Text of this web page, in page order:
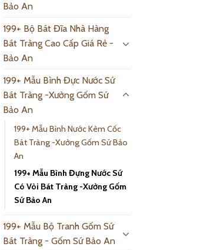
Bảo An
199+ Bộ Bát Đĩa Nhà Hàng
Bát Tràng Cao Cấp Giá Rẻ -
Bảo An
199+ Mẫu Bình Đực Nước Sứ
Bát Tràng -Xưởng Gốm Sứ
Bảo An
199+ Mẫu Bình Nước Kèm Cốc
Bát Tràng -Xưởng Gốm Sứ Bảo
An
199+ Mẫu Bình Đựng Nước Sứ
Có Vòi Bát Tràng -Xưởng Gốm
Sứ Bảo An
199+ Mẫu Bộ Tranh Gốm Sứ
Bát Tràng - Gốm Sứ Bảo An